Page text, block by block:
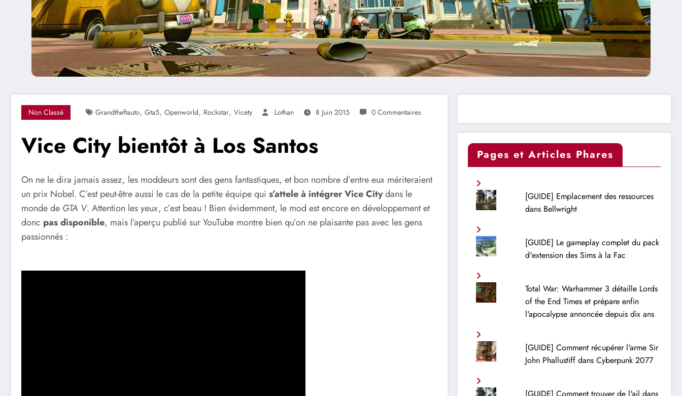
Non Classé Grandtheftauto, Gta5, Openworld, Rockstar, Vicety Lothan 8 Juin 2015 0 Commentaires
Vice City bientôt à Los Santos
On ne le dira jamais assez, les moddeurs sont des gens fantastiques, et bon nombre d’entre eux mériteraient
un prix Nobel. C’est peut-être aussi le cas de la petite équipe qui s’attele à intégrer Vice Citydans le
monde de GTA V. Attention les yeux, c’est beau ! Bien évidemment, le mod est encore en développement et
donc pas disponible, mais l’aperçu publié sur YouTube montre bien qu’on ne plaisante pas avec les gens
passionnés :
Pages et Articles Phares
[GUIDE] Emplacement des ressources
dans Bellwright
[GUIDE] Le gameplay complet du pack
d'extension des Sims à la Fac
Total War: Warhammer 3 détaille Lords
of the End Times et prépare enfin
l'apocalypse annoncée depuis dix ans
[GUIDE] Comment récupérer l'arme Sir
John Phallustiff dans Cyberpunk 2077
[GUIDE] Comment trouver de l'ail dans